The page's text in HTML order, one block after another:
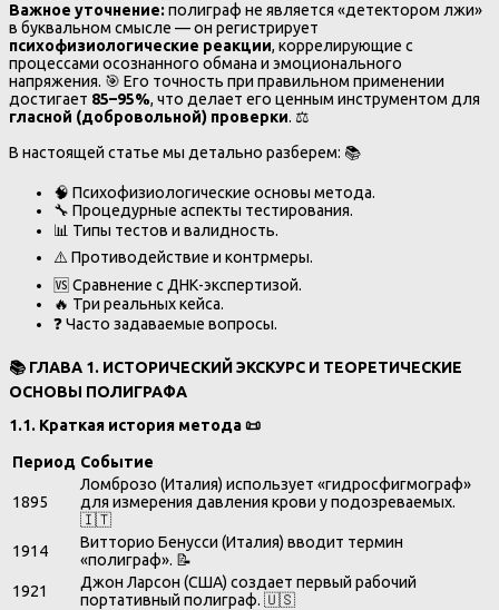
Важное уточнение:полиграф не является «детектором лжи»
в буквальном смысле — он регистрирует
психофизиологические реакции, коррелирующие с
процессами осознанного обмана и эмоционального
напряжения. 🎯 Его точность при правильном применении
достигает 85–95%, что делает его ценным инструментом для
гласной (добровольной) проверки. ⚖️
В настоящей статье мы детально разберем: 📚
🧠 Психофизиологические основы метода.
🔧 Процедурные аспекты тестирования.
📊 Типы тестов и валидность.
⚠️ Противодействие и контрмеры.
🆚 Сравнение с ДНК-экспертизой.
🔥 Три реальных кейса.
❓ Часто задаваемые вопросы.
📚 ГЛАВА 1. ИСТОРИЧЕСКИЙ ЭКСКУРС И ТЕОРЕТИЧЕСКИЕ
ОСНОВЫ ПОЛИГРАФА
1.1. Краткая история метода📜
Период Событие
1895
Ломброзо (Италия) использует «гидросфигмограф»
для измерения давления крови у подозреваемых.
🇮🇹
1914
Витторио Бенусси (Италия) вводит термин
«полиграф». 📝
1921
Джон Ларсон (США) создает первый рабочий
портативный полиграф. 🇺🇸